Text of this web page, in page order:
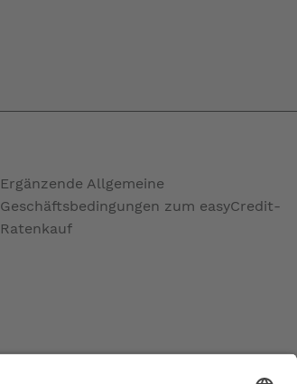
Ergänzende Allgemeine
Geschäftsbedingungen zum easyCredit-
Ratenkauf